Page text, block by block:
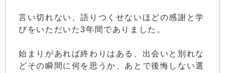
言い切れない、語りつくせないほどの感謝と学
びをいただいた3年間でありました。
始まりがあれば終わりはある、出会いと別れな
どその瞬間に何を思うか、あとで後悔しない選